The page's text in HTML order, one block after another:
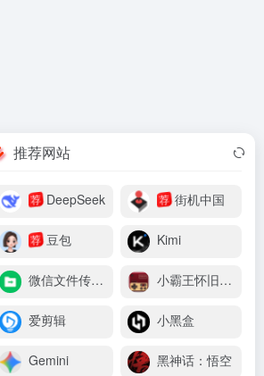
推荐网站
荐 DeepSeek 荐 街机中国
荐 豆包 Kimi
微信文件传输助手 小霸王怀旧游戏机
爱剪辑 小黑盒
Gemini 黑神话：悟空